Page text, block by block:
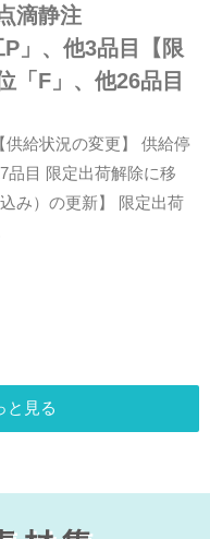
滴静注
」、他3品目【限
「F」、他26品目
供給状況の変更】 供給停
品目 限定出荷解除に移
み）の更新】 限定出荷
と見る